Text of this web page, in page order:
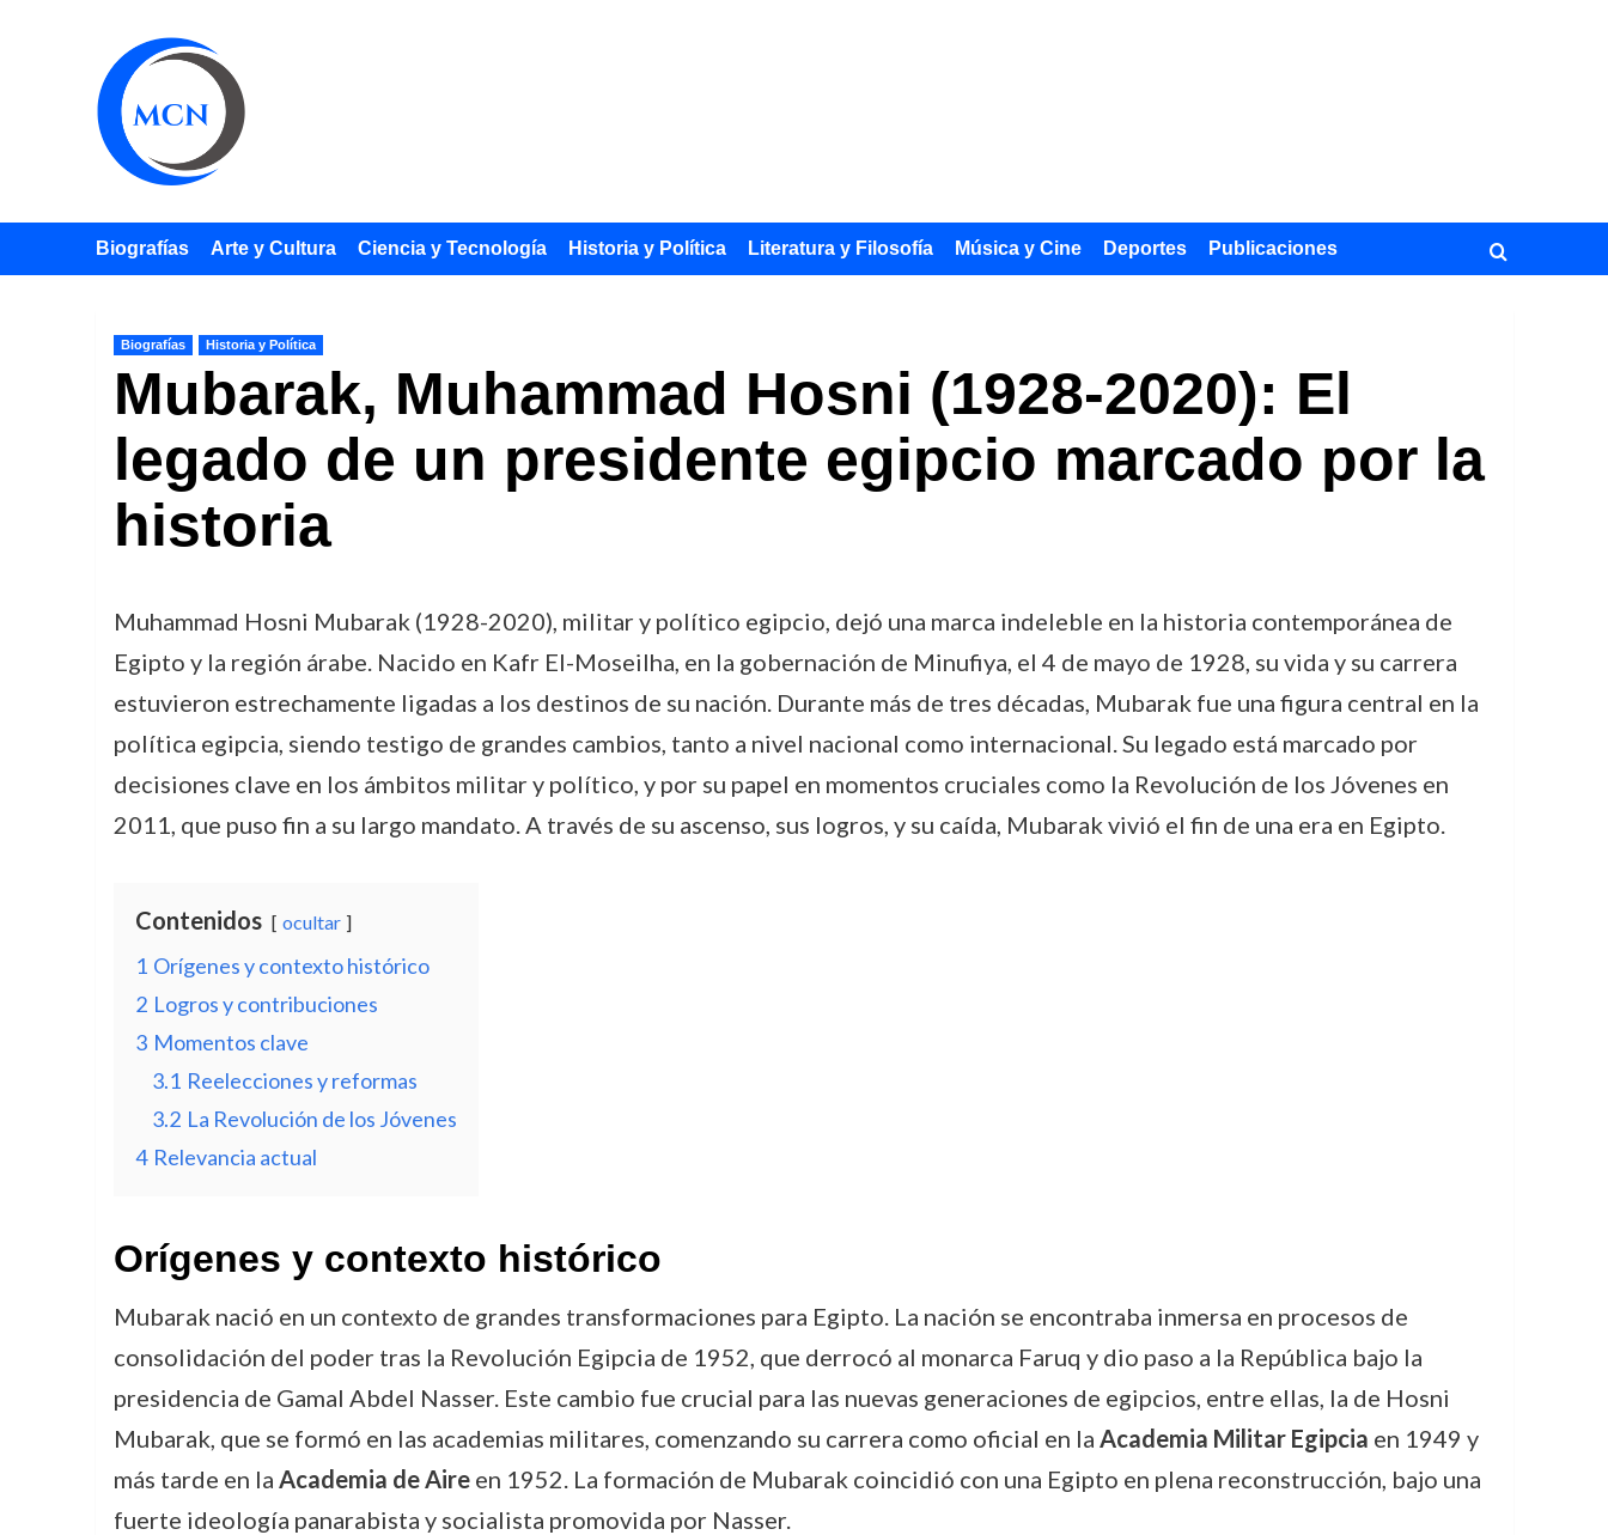
Biografías Arte y Cultura Ciencia y Tecnología Historia y Política Literatura y Filosofía Música y Cine Deportes Publicaciones
Biografías Historia y Política
Mubarak, Muhammad Hosni (1928-2020): El
legado de un presidente egipcio marcado por la
historia
Muhammad Hosni Mubarak (1928-2020), militar y político egipcio, dejó una marca indeleble en la historia contemporánea de
Egipto y la región árabe. Nacido en Kafr El-Moseilha, en la gobernación de Minufiya, el 4 de mayo de 1928, su vida y su carrera
estuvieron estrechamente ligadas a los destinos de su nación. Durante más de tres décadas, Mubarak fue una figura central en la
política egipcia, siendo testigo de grandes cambios, tanto a nivel nacional como internacional. Su legado está marcado por
decisiones clave en los ámbitos militar y político, y por su papel en momentos cruciales como la Revolución de los Jóvenes en
2011, que puso fin a su largo mandato. A través de su ascenso, sus logros, y su caída, Mubarak vivió el fin de una era en Egipto.
Contenidos ocultar
1 Orígenes y contexto histórico
2 Logros y contribuciones
3 Momentos clave
3.1 Reelecciones y reformas
3.2 La Revolución de los Jóvenes
4 Relevancia actual
Orígenes y contexto histórico
Mubarak nació en un contexto de grandes transformaciones para Egipto. La nación se encontraba inmersa en procesos de
consolidación del poder tras la Revolución Egipcia de 1952, que derrocó al monarca Faruq y dio paso a la República bajo la
presidencia de Gamal Abdel Nasser. Este cambio fue crucial para las nuevas generaciones de egipcios, entre ellas, la de Hosni
Mubarak, que se formó en las academias militares, comenzando su carrera como oficial en la Academia Militar Egipcia en 1949 y
más tarde en la Academia de Aireen 1952. La formación de Mubarak coincidió con una Egipto en plena reconstrucción, bajo una
fuerte ideología panarabista y socialista promovida por Nasser.